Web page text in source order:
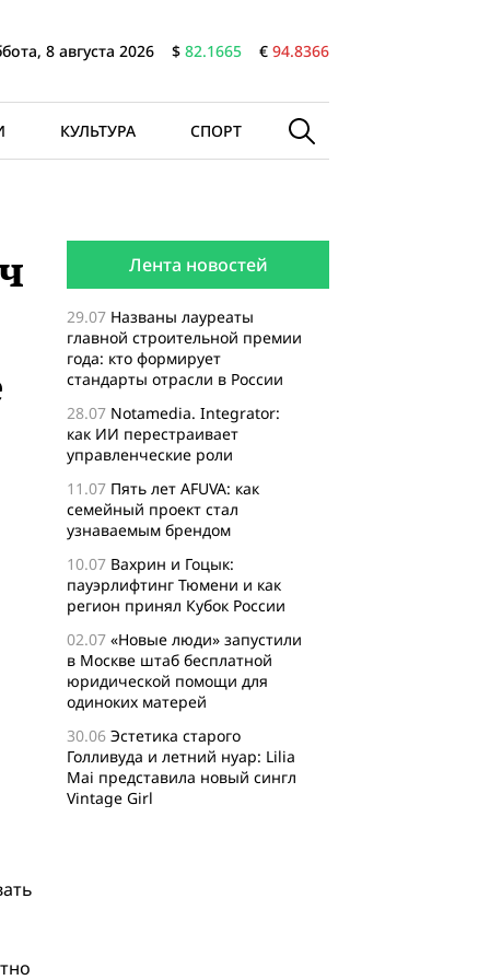
8 августа 2026 $ 82.1665 € 94.8366
КУЛЬТУРА СПОРТ
Лента новостей
29.07 Названы лауреаты
главной строительной премии
года: кто формирует
стандарты отрасли в России
28.07 Notamedia. Integrator:
как ИИ перестраивает
управленческие роли
11.07 Пять лет AFUVA: как
семейный проект стал
узнаваемым брендом
10.07 Вахрин и Гоцык:
пауэрлифтинг Тюмени и как
регион принял Кубок России
02.07 «Новые люди» запустили
в Москве штаб бесплатной
юридической помощи для
одиноких матерей
30.06 Эстетика старого
Голливуда и летний нуар: Lilia
Mai представила новый сингл
Vintage Girl